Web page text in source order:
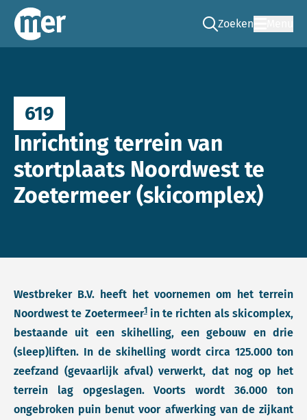
Commissie mer
Zoeken
Ga naar de zoek
619
Inrichting terrein van
stortplaats Noordwest te
Zoetermeer (skicomplex)
Westbreker B.V. heeft het voornemen om het terrein
Noordwest te Zoetermeer1in te richten als skicomplex,
bestaande uit een skihelling, een gebouw en drie
(sleep)liften. In de skihelling wordt circa 125.000 ton
zeefzand (gevaarlijk afval) verwerkt, dat nog op het
terrein lag opgeslagen. Voorts wordt 36.000 ton
ongebroken puin benut voor afwerking van de zijkant